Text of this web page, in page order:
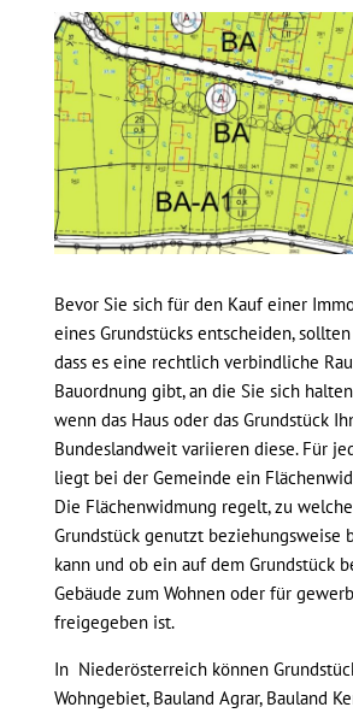
Bevor Sie sich für den Kauf einer
eines Grundstücks entscheiden,
dass es eine rechtlich verbindliche
Bauordnung gibt, an die Sie sich
wenn das Haus oder das Grundstück
Bundeslandweit variieren diese. Für
liegt bei der Gemeinde ein
Die Flächenwidmung regelt, zu
Grundstück genutzt beziehungsweise
kann und ob ein auf dem Grundstück
Gebäude zum Wohnen oder für
freigegeben ist.
In Niederösterreich können
Wohngebiet, Bauland Agrar, Bauland